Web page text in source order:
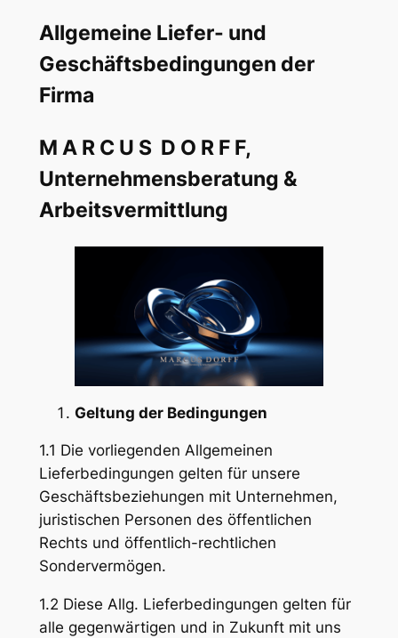
Allgemeine Liefer- und
Geschäftsbedingungen der
Firma
M A R C U S D O R F F,
Unternehmensberatung &
Arbeitsvermittlung
Geltung der Bedingungen
1.1 Die vorliegenden Allgemeinen
Lieferbedingungen gelten für unsere
Geschäftsbeziehungen mit Unternehmen,
juristischen Personen des öffentlichen
Rechts und öffentlich-rechtlichen
Sondervermögen.
1.2 Diese Allg. Lieferbedingungen gelten für
alle gegenwärtigen und in Zukunft mit uns